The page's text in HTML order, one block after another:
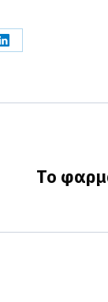
Share
Το